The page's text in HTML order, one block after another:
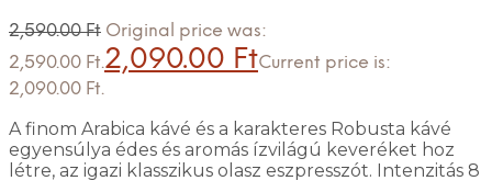
2,590.00Ft Original price was:
2,590.00 Ft.2,090.00 FtCurrent price is:
2,090.00 Ft.
A finom Arabica kávé és a karakteres Robusta kávé
egyensúlya édes és aromás ízvilágú keveréket hoz
létre, az igazi klasszikus olasz eszpresszót. Intenzitás 8